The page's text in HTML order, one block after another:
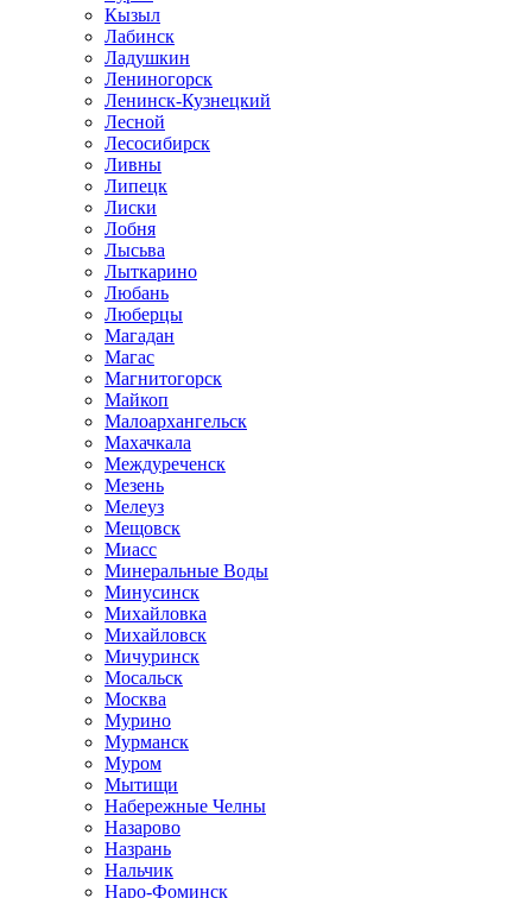
Кызыл
Лабинск
Ладушкин
Лениногорск
Ленинск-Кузнецкий
Лесной
Лесосибирск
Ливны
Липецк
Лиски
Лобня
Лысьва
Лыткарино
Любань
Люберцы
Магадан
Магас
Магнитогорск
Майкоп
Малоархангельск
Махачкала
Междуреченск
Мезень
Мелеуз
Мещовск
Миасс
Минеральные Воды
Минусинск
Михайловка
Михайловск
Мичуринск
Мосальск
Москва
Мурино
Мурманск
Муром
Мытищи
Набережные Челны
Назарово
Назрань
Нальчик
Наро-Фоминск